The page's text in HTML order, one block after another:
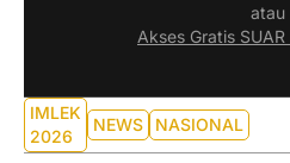
atau
Akses Gratis
IMLEK
2026
NEWS NASIONAL